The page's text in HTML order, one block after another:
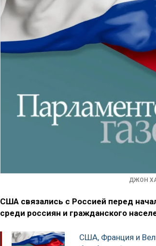
ДЖОН
США связались с Россией перед
среди россиян и гражданского
США, Франция и